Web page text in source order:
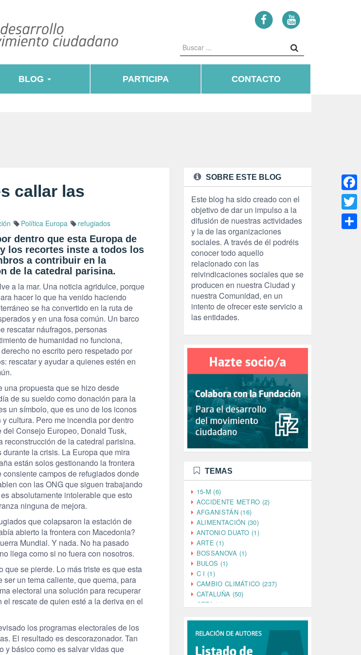
BLOG PARTICIPA CONTACTO
callar las
Política Europa refugiados
dentro que esta Europa de
los recortes inste a todos los
a contribuir en la
de la catedral parisina.
a la mar. Una noticia agridulce, porque
hacer lo que ha venido haciendo
se ha convertido en la ruta de
y en una fosa común. Un barco
rescatar náufragos, personas
de humanidad no funciona,
no escrito pero respetado por
rescatar y ayudar a quienes estén en
una propuesta que se hizo desde
de su sueldo como donación para la
un símbolo, que es uno de los iconos
cultura. Pero me incendia por dentro
Consejo Europeo, Donald Tusk,
reconstrucción de la catedral parisina.
la crisis. La Europa que mira
están solos gestionando la frontera
campos de refugiados donde
con las ONG que siguen trabajando
absolutamente intolerable que esto
ninguna de mejora.
que colapsaron la estación de
abierto la frontera con Macedonia?
Mundial. Y nada. No ha pasado
llega como si no fuera con nosotros.
se pierde. Lo más triste es que esta
un tema caliente, que quema, para
electoral una solución para recuperar
rescate de quien esté a la deriva en el
los programas electorales de los
El resultado es descorazonador. Tan
y básico como es salvar vidas que
SOBRE ESTE BLOG
Este blog ha sido creado con el
objetivo de dar un impulso a la
difusión de nuestras actividades
y la de las organizaciones
sociales. A través de él podréis
conocer todo aquello
relacionado con las
reivindicaciones sociales que se
producen en nuestra Ciudad y
nuestra Comunidad, en un
intento de ofrecer este servicio a
las entidades.
TEMAS
15-M (6)
ACCIDENTE METRO (2)
AFGANISTÁN (16)
ALIMENTACIÓN (30)
ANTONIO DUATO (1)
ARTE (1)
BOSSANOVA (1)
BULOS (1)
C I (1)
CAMBIO CLIMÁTICO (237)
CATALUÑA (50)
CETA (2)
CINE (35)
CIUDADANÍA (633)